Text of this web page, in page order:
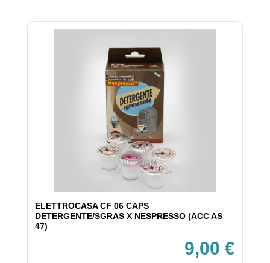
ELETTROCASA CF 06 CAPS
DETERGENTE/SGRAS X NESPRESSO (ACC AS
47)
9,00 €